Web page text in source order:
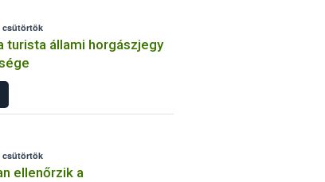
csütörtök
turista állami horgászjegy
csütörtök
ellenőrzik a